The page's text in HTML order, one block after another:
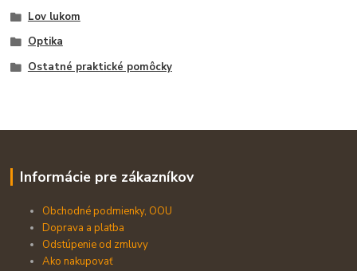
Lov lukom
Optika
Ostatné praktické pomôcky
Informácie pre zákazníkov
Obchodné podmienky, OOU
Doprava a platba
Odstúpenie od zmluvy
Ako nakupovať